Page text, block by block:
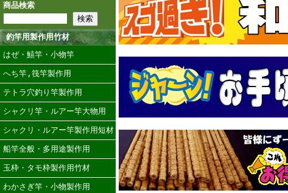
商品検索
釣竿用製作用竹材
はぜ・鱚竿・小物竿
へち竿,筏竿製作用
テトラ穴釣り竿製作用
シャクリ竿・ルアー竿大物用
シャクリ・ルアー竿製作用短材
船竿全般・多用途製作用
玉枠・タモ枠製作用竹材
わかさぎ竿・小物製作用